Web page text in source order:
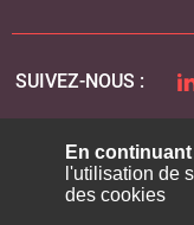
SUIVEZ-NOUS :
PLAN DU SITE
En
l'utilisation de
des cookies